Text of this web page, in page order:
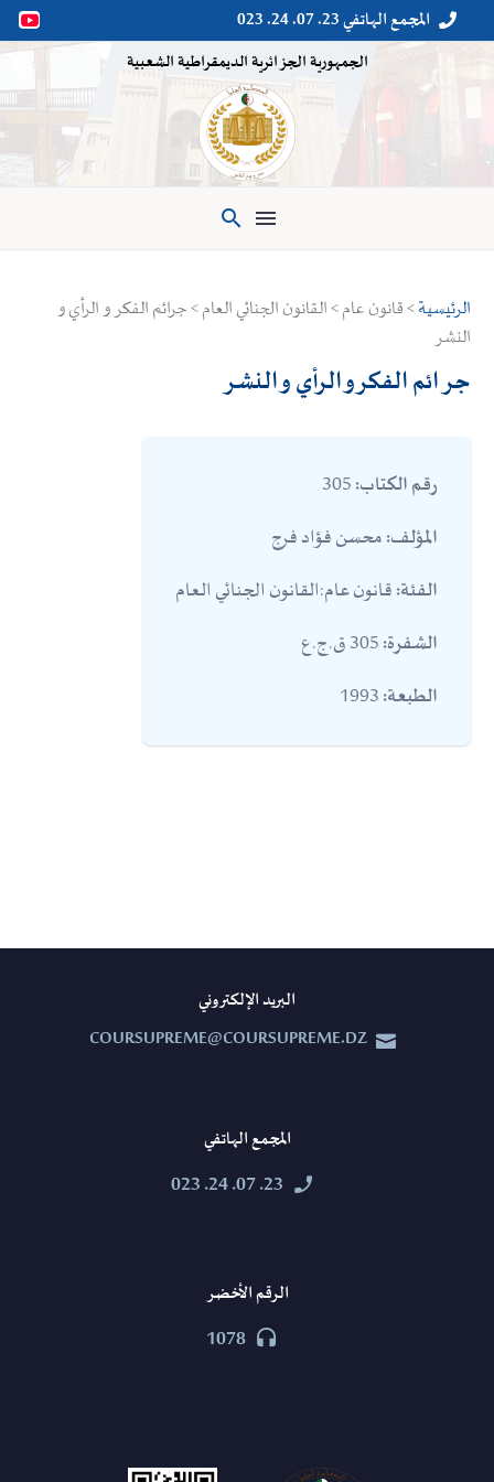

 المجمع الهاتفي 23. 07. 24. 023
الجمهورية الجزائرية الديمقراطية الشعبية

الرئيسية> قانون عام > القانون الجنائي العام > جرائم الفكر و الرأي و
النشر
جرائم الفكر و الرأي و النشر
رقم الكتاب:
المؤلف:محسن فؤاد فرج
الفئة:قانون عام:القانون الجنائي العام
الشفرة:
الطبعة:
البريد الإلكتروني


COURSUPREME@COURSUPREME.DZ
المجمع الهاتفي


23. 07. 24. 023
الرقم الأخضر


1078